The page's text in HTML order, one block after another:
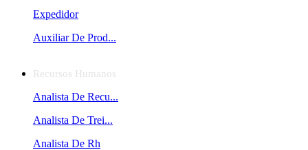
Expedidor
Auxiliar De Prod...
Recursos Humanos
Analista De Recu...
Analista De Trei...
Analista De Rh